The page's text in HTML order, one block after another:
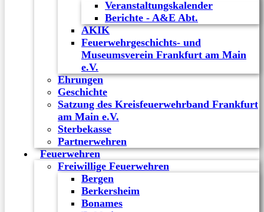
Veranstaltungskalender
Berichte - A&E Abt.
AKIK
Feuerwehrgeschichts- und
Museumsverein Frankfurt am Main
e.V.
Ehrungen
Geschichte
Satzung des Kreisfeuerwehrband Frankfurt
am Main e.V.
Sterbekasse
Partnerwehren
Feuerwehren
Freiwillige Feuerwehren
Bergen
Berkersheim
Bonames